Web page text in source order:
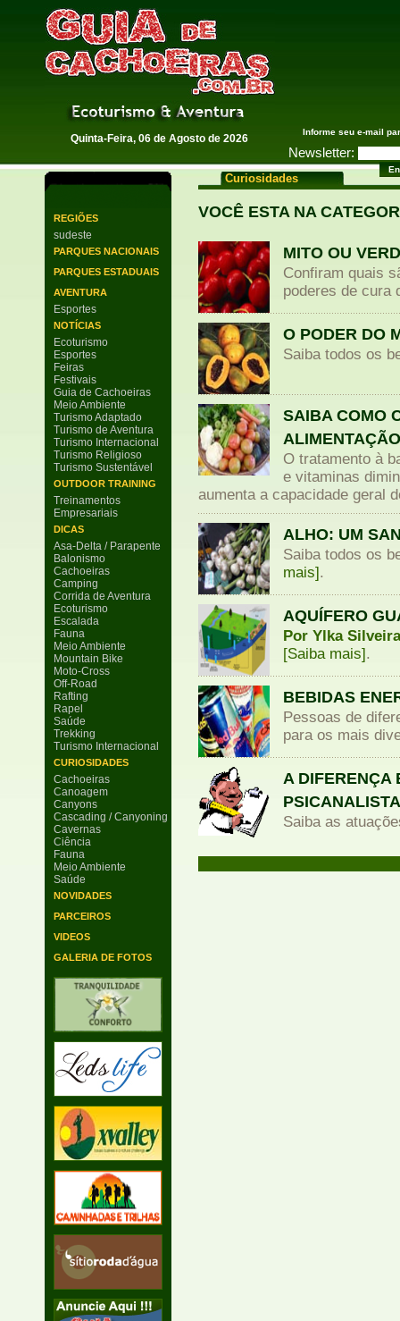
Guia de Cachoeiras
Quinta-Feira, 06 de Agosto de 2026
Informe seu e-mail
Newsletter:
REGIÕES
sudeste
PARQUES NACIONAIS
PARQUES ESTADUAIS
AVENTURA
Esportes
NOTÍCIAS
Ecoturismo
Esportes
Feiras
Festivais
Guia de Cachoeiras
Meio Ambiente
Turismo Adaptado
Turismo de Aventura
Turismo Internacional
Turismo Religioso
Turismo Sustentável
OUTDOOR TRAINING
Treinamentos
Empresariais
DICAS
Asa-Delta / Parapente
Balonismo
Cachoeiras
Camping
Corrida de Aventura
Ecoturismo
Escalada
Fauna
Meio Ambiente
Mountain Bike
Moto-Cross
Off-Road
Rafting
Rapel
Saúde
Trekking
Turismo Internacional
CURIOSIDADES
Cachoeiras
Canoagem
Canyons
Cascading / Canyoning
Cavernas
Ciência
Fauna
Meio Ambiente
Saúde
NOVIDADES
PARCEIROS
VIDEOS
GALERIA DE FOTOS
Curiosidades
VOCÊ ESTA NA
MITO OU
Confiram quais
poderes de cura
O PODER DO
Saiba todos os
SAIBA COMO
O tratamento à
e vitaminas
aumenta a capacidade geral
ALHO: UM
Saiba todos os
mais].
AQUÍFERO
Por Ylka Silveira
[Saiba mais].
BEBIDAS
Pessoas de
para os mais
A DIFERENÇA
PSICANALISTA
Saiba as